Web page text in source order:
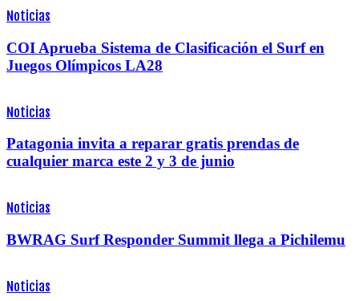
Noticias
COI Aprueba Sistema de Clasificación el Surf en
Juegos Olímpicos LA28
Noticias
Patagonia invita a reparar gratis prendas de
cualquier marca este 2 y 3 de junio
Noticias
BWRAG Surf Responder Summit llega a Pichilemu
Noticias